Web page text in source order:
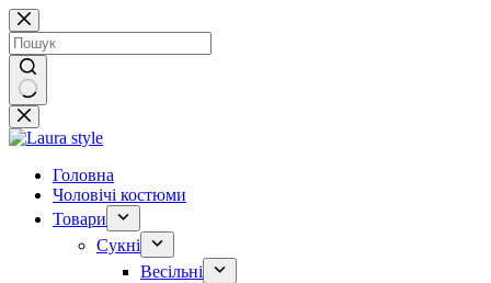
Перейти
до
вмісту
Немає
результатів
Головна
Чоловічі костюми
Товари
Сукні
Весільні